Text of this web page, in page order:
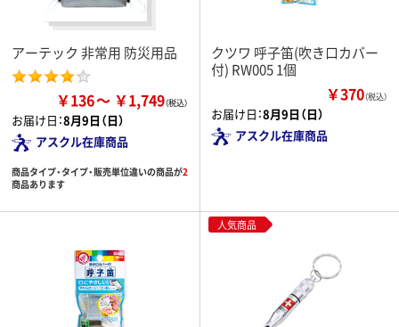
アーテック 非常用 防災用品
￥136 ￥1,749
お届け日：8月9日（日）
アスクル在庫商品
商品タイプ・タイプ・販売単位違いの商品が2
商品あります
クツワ 呼子笛(吹き口カバー
付) RW005 1個
￥370（税込）
お届け日：8月9日（日）
アスクル在庫商品
人気商品